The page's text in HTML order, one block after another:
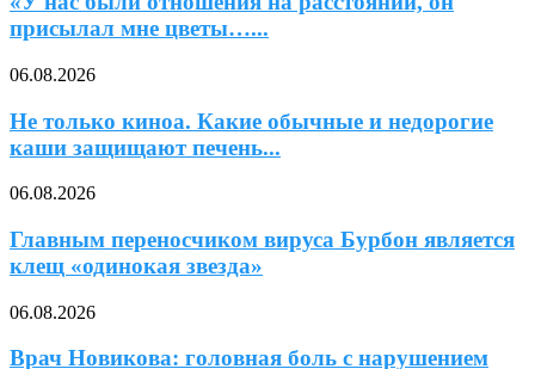
присылал мне цветы…...
06.08.2026
Не только киноа. Какие обычные и недорогие
каши защищают печень...
06.08.2026
Главным переносчиком вируса Бурбон является
клещ «одинокая звезда»
06.08.2026
Врач Новикова: головная боль с нарушением